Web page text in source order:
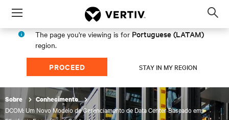
Menu
The page you're viewing is for Portuguese (LATAM)
region.
PROCEED STAY IN MY REGION
Sobre Conhecimento
DCOM: Um Novo Modelo de Gerenciamento de Data Center Baseado em